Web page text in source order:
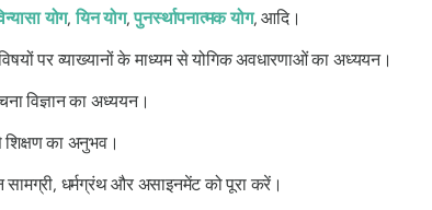
योग,यिन योग,पुनर्स्थापनात्मक योग, आदि।
पर व्याख्यानों के माध्यम से योगिक अवधारणाओं का अध्ययन।
विज्ञान का अध्ययन।
का अनुभव।
धर्मग्रंथ और असाइनमेंट को पूरा करें।